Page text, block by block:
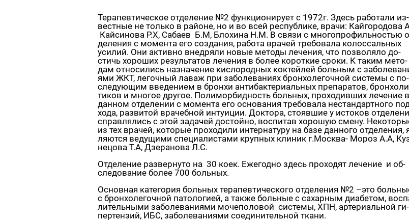
Те­ра­пев­ти­че­ское от­де­ле­ние №2 функ­ци­о­ни­ру­ет с 1972г. Здесь ра­бо­та­ли из­
вест­ные не толь­ко в рай­оне, но и во всей рес­пуб­ли­ке, врачи: Кай­го­ро­до­ва
Кай­си­но­ва Р.Х, Са­ба­ев Б.М, Бло­хи­на Н.М. В связи с мно­го­про­филь­но­стью
де­ле­ния с мо­мен­та его со­зда­ния, ра­бо­та вра­чей тре­бо­ва­ла ко­лос­саль­ных
уси­лий. Они ак­тив­но внед­ря­ли новые ме­то­ды ле­че­ния, что поз­во­ля­ло до­
стичь хо­ро­ших ре­зуль­та­тов ле­че­ния в более ко­рот­кие сроки. К таким ме­то­
дам от­но­си­лись на­зна­че­ние кис­ло­род­ных кок­тей­лей боль­ным с
я­ми ЖКТ, ле­гоч­ный лаваж при за­бо­ле­ва­ни­ях брон­хо­ле­гоч­ной си­сте­мы с по­
сле­ду­ю­щим вве­де­ни­ем в брон­хи ан­ти­бак­те­ри­аль­ных пре­па­ра­тов,
ти­ков и мно­гое дру­гое. По­ли­мор­бид­ность боль­ных, про­хо­див­ших ле­че­ние в
дан­ном от­де­ле­нии с мо­мен­та его ос­но­ва­ния тре­бо­ва­ла нестан­дарт­но­го
хо­да, раз­ви­той вра­чеб­ной ин­ту­и­ции. Док­то­ра, сто­яв­шие у ис­то­ков
справ­ля­лись с этой за­да­чей до­стой­но, вос­пи­тав хо­ро­шую смену.
из тех вра­чей, ко­то­рые про­хо­ди­ли ин­тер­на­ту­ру на базе дан­но­го от­де­ле­ния,
ля­ют­ся ве­ду­щи­ми спе­ци­а­ли­ста­ми круп­ных кли­ник г.Москва- Мороз А.А,
не­цо­ва Т.А, Дзе­ра­но­ва Л.С.
От­де­ле­ние раз­вер­ну­то на 30 коек. Еже­год­но здесь про­хо­дят ле­че­ние и об­
сле­до­ва­ние более 700 боль­ных.
Ос­нов­ная ка­те­го­рия боль­ных те­ра­пев­ти­че­ско­го от­де­ле­ния №2 –это
с брон­хо­ле­гоч­ной па­то­ло­ги­ей, а также боль­ные с са­хар­ным диа­бе­том,
ли­тель­ны­ми за­бо­ле­ва­ни­я­ми мо­че­по­ло­вой си­сте­мы, ХПН, ар­те­ри­аль­ной ги­
пер­тен­зий, ИБС, за­бо­ле­ва­ни­я­ми со­еди­ни­тель­ной ткани.